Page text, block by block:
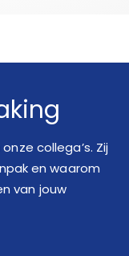
collega’s. Zij
en waarom
van jouw